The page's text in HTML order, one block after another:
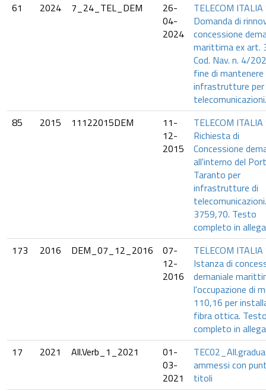
61
2024 7_24_TEL_DEM
26-
04-
2024
TELECOM ITALIA
Domanda di
concessione
marittima ex art.
Cod. Nav. n. 4/
fine di mantenere
infrastrutture per
telecomunicazioni.
85
2015 11122015DEM
11-
12-
2015
TELECOM
Richiesta di
Concessione
all'interno del
Taranto per
infrastrutture di
3759,70. Testo
completo in
173
2016 DEM_07_12_2016
07-
12-
2016
TELECOM
Istanza di
demaniale
l'occupazione di
110,16 per
fibra ottica.
completo in
17
2021 All.Verb_1_2021
01-
03-
2021
ammessi con
titoli